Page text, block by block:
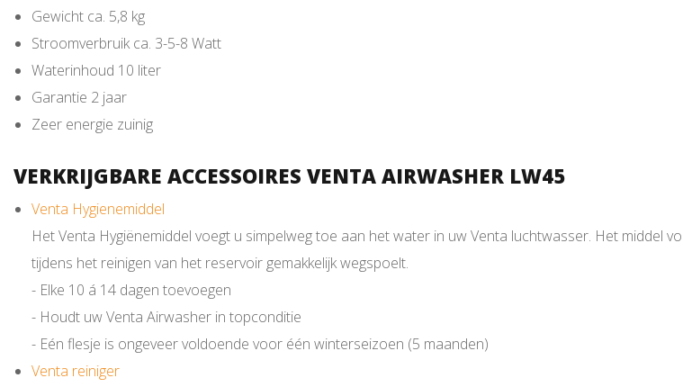
Gewicht ca. 5,8 kg
Stroomverbruik ca. 3-5-8 Watt
Waterinhoud 10 liter
Garantie 2 jaar
Zeer energie zuinig
VERKRIJGBARE ACCESSOIRES VENTA AIRWASHER LW45
Venta Hygienemiddel
Het Venta Hygiënemiddel voegt u simpelweg toe aan het water in uw Venta luchtwasser. Het middel
tijdens het reinigen van het reservoir gemakkelijk wegspoelt.
- Elke 10 á 14 dagen toevoegen
- Houdt uw Venta Airwasher in topconditie
- Eén flesje is ongeveer voldoende voor één winterseizoen (5 maanden)
Venta reiniger